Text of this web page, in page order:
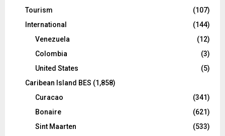
Tourism
(107)
International
(144)
Venezuela
(12)
Colombia
(3)
United States
(5)
Caribean Island BES (1,858)
Curacao
(341)
Bonaire
(621)
Sint Maarten
(533)